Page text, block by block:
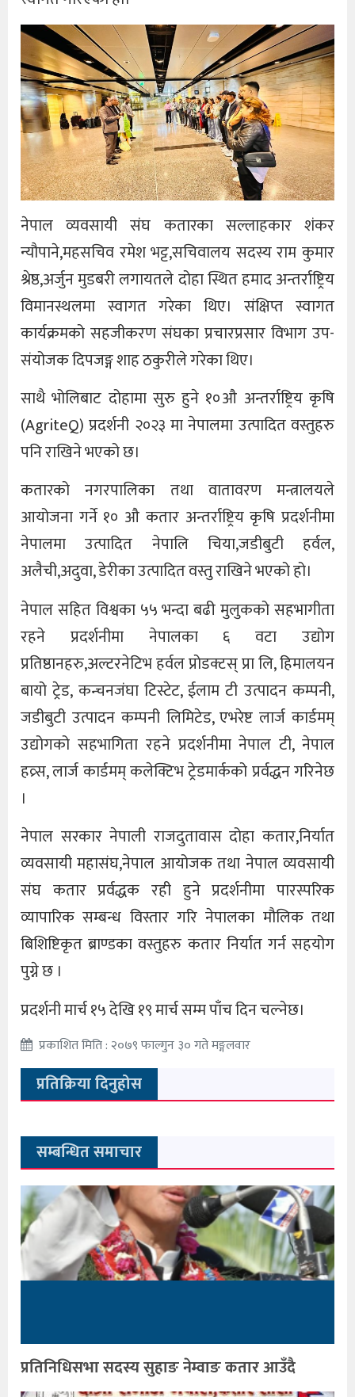
नेपाल व्यवसायी संघ कतारका सल्लाहकार शंकर
न्यौपाने,महसचिव रमेश भट्ट,सचिवालय सदस्य राम कुमार
श्रेष्ठ,अर्जुन मुडबरी लगायतले दोहा स्थित हमाद अन्तर्राष्ट्रिय
विमानस्थलमा स्वागत गरेका थिए। संक्षिप्त स्वागत
कार्यक्रमको सहजीकरण संघका प्रचारप्रसार विभाग उप-
संयोजक दिपजङ्ग शाह ठकुरीले गरेका थिए।
साथै भोलिबाट दोहामा सुरु हुने १०औ अन्तर्राष्ट्रिय कृषि
(AgriteQ) प्रदर्शनी २०२३ मा नेपालमा उत्पादित वस्तुहरु
पनि राखिने भएको छ।
कतारको नगरपालिका तथा वातावरण मन्त्रालयले
आयोजना गर्ने १० औ कतार अन्तर्राष्ट्रिय कृषि प्रदर्शनीमा
नेपालमा उत्पादित नेपालि चिया,जडीबुटी हर्वल,
अलैची,अदुवा, डेरीका उत्पादित वस्तु राखिने भएको हो।
नेपाल सहित विश्वका ५५ भन्दा बढी मुलुकको सहभागीता
रहने प्रदर्शनीमा नेपालका ६ वटा उद्योग
प्रतिष्ठानहरु,अल्टरनेटिभ हर्वल प्रोडक्टस् प्रा लि, हिमालयन
बायो ट्रेड, कन्चनजंघा टिस्टेट, ईलाम टी उत्पादन कम्पनी,
जडीबुटी उत्पादन कम्पनी लिमिटेड, एभरेष्ट लार्ज कार्डमम्
उद्योगको सहभागिता रहने प्रदर्शनीमा नेपाल टी, नेपाल
हव्र्स, लार्ज कार्डमम् कलेक्टिभ ट्रेडमार्कको प्रर्वद्धन गरिनेछ
।
नेपाल सरकार नेपाली राजदुतावास दोहा कतार,निर्यात
व्यवसायी महासंघ,नेपाल आयोजक तथा नेपाल व्यवसायी
संघ कतार प्रर्वद्धक रही हुने प्रदर्शनीमा पारस्परिक
व्यापारिक सम्बन्ध विस्तार गरि नेपालका मौलिक तथा
बिशिष्टिकृत ब्राण्डका वस्तुहरु कतार निर्यात गर्न सहयोग
पुग्ने छ ।
प्रदर्शनी मार्च १५ देखि १९ मार्च सम्म पाँच दिन चल्नेछ।
प्रकाशित मिति : २०७९ फाल्गुन ३० गते मङ्गलवार
प्रतिक्रिया दिनुहोस
सम्बन्धित समाचार
प्रतिनिधिसभा सदस्य सुहाङ नेम्वाङ कतार आउँदै